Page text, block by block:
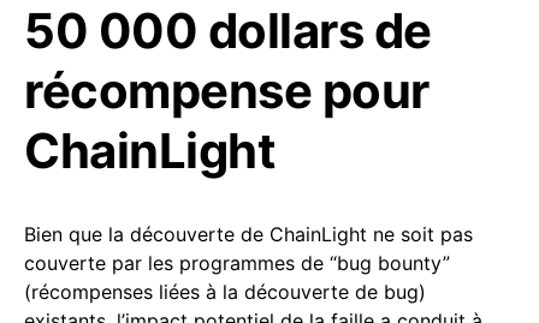
50 000 dollars de
récompense pour
ChainLight
Bien que la découverte de ChainLight ne soit pas
couverte par les programmes de “bug bounty”
(récompenses liées à la découverte de bug)